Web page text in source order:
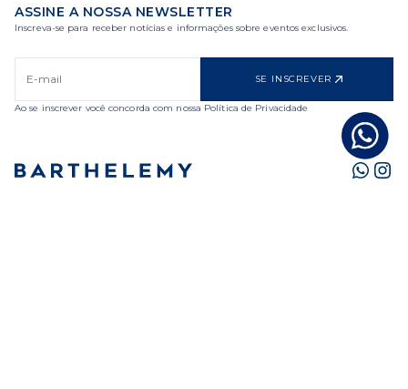
ASSINE A NOSSA NEWSLETTER
Inscreva-se para receber notícias e informações sobre eventos exclusivos.
SE INSCREVER
Ao se inscrever você concorda com nossa Política de Privacidade